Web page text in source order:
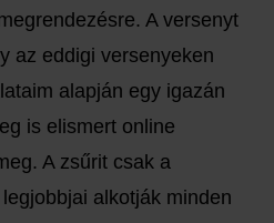
A versenyt
az eddigi versenyeken
alapján egy igazán
is elismert online
A zsűrit csak a
alkotják minden